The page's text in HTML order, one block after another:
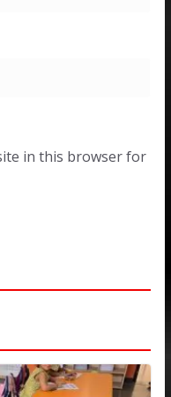
in this browser for